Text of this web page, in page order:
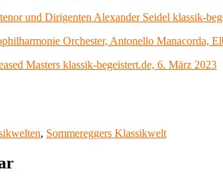
und Dirigenten Alexander Seidel klassik-
Orchester, Antonello Manacorda,
Masters klassik-begeistert.de, 6. März 2023
, Sommereggers Klassikwelt